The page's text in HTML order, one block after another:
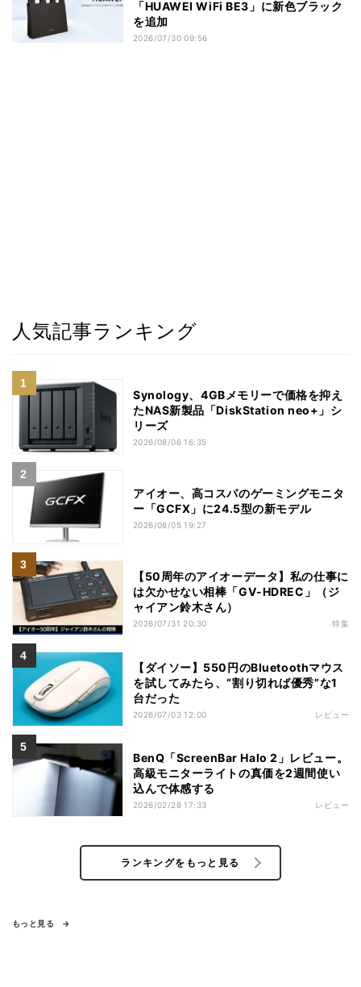
「HUAWEI WiFi BE3」に新色ブラック
を追加
2026/07/30 09:56
人気記事ランキング
Synology、4GBメモリーで価格を抑え
たNAS新製品「DiskStation neo+」シ
リーズ
2026/08/06 16:35
アイオー、高コスパのゲーミングモニタ
ー「GCFX」に24.5型の新モデル
2026/08/05 19:27
【50周年のアイオーデータ】私の仕事に
は欠かせない相棒「GV-HDREC」（ジ
ャイアン鈴木さん）
2026/07/31 20:30 特集
【ダイソー】550円のBluetoothマウス
を試してみたら、“割り切れば優秀”な1
台だった
2026/07/03 12:00 レビュー
BenQ「ScreenBar Halo 2」レビュー。
高級モニターライトの真価を2週間使い
込んで体感する
2026/02/28 17:33 レビュー
ランキングをもっと見る
もっと見る